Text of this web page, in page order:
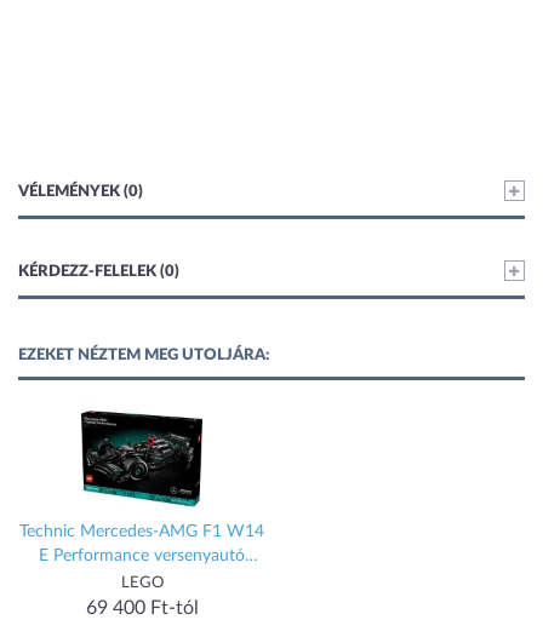
VÉLEMÉNYEK (0)
KÉRDEZZ-FELELEK (0)
EZEKET NÉZTEM MEG UTOLJÁRA:
Technic Mercedes-AMG F1 W14
E Performance versenyautó
42171
LEGO
69 400 Ft-tól